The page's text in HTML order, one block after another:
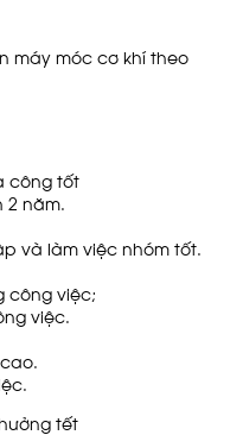
máy móc cơ khí theo
công tốt
2 năm.
và làm việc nhóm tốt.
công việc;
việc.
tết